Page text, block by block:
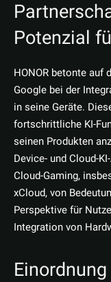
Potenzial
HONOR betonte auf
Google bei der
in seine Geräte.
fortschrittliche KI-
seinen Produkten
Device- und Cloud-
Cloud-Gaming,
xCloud, von
Perspektive für
Integration von